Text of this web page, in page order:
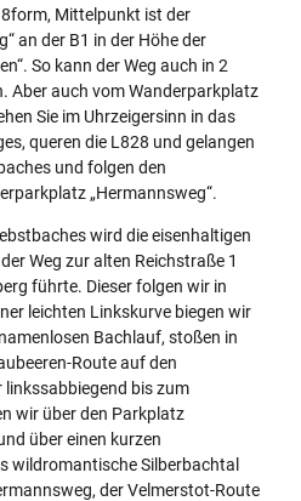
8form, Mittelpunkt ist der
an der B1 in der Höhe der
So kann der Weg auch in 2
Aber auch vom Wanderparkplatz
Sie im Uhrzeigersinn in das
queren die L828 und gelangen
und folgen den
„Hermannsweg“.
wird die eisenhaltigen
Weg zur alten Reichstraße 1
führte. Dieser folgen wir in
leichten Linkskurve biegen wir
Bachlauf, stoßen in
Route auf den
linkssabbiegend bis zum
wir über den Parkplatz
über einen kurzen
wildromantische Silberbachtal
der Velmerstot-Route